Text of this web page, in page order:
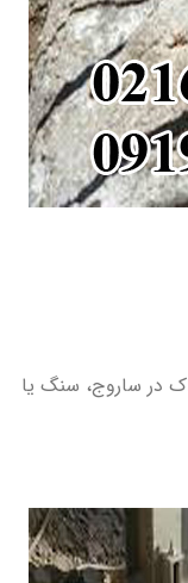
در ساروج، سنگ یا